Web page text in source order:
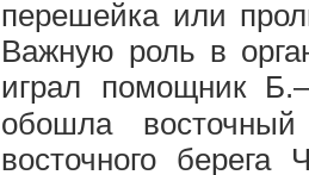
перешейка или
Важную роль в
играл помощник
обошла
восточного берега